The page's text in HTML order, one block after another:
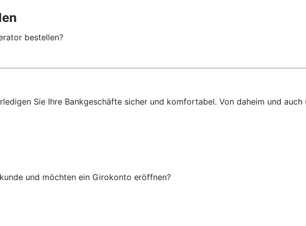
bestellen?
Sie Ihre Bankgeschäfte sicher und komfortabel. Von daheim und auch
und möchten ein Girokonto eröffnen?